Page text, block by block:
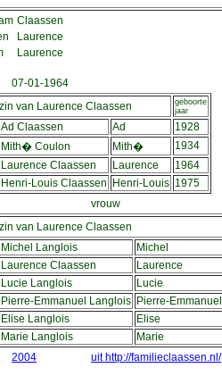
Claassen
Laurence
Laurence
07-01-1964
van Laurence Claassen
geboorte
jaar
Ad Claassen Ad
1928
Mith� Coulon Mith�
1934
Laurence Claassen Laurence
1964
Henri-Louis Claassen Henri-Louis 1975
vrouw
van Laurence Claassen
Michel Langlois
Michel
Laurence Claassen Laurence
Lucie Langlois
Lucie
Pierre-Emmanuel Langlois Pierre-Emmanuel
Elise Langlois
Elise
Marie Langlois
Marie
2004 uit http://familieclaassen.nl/